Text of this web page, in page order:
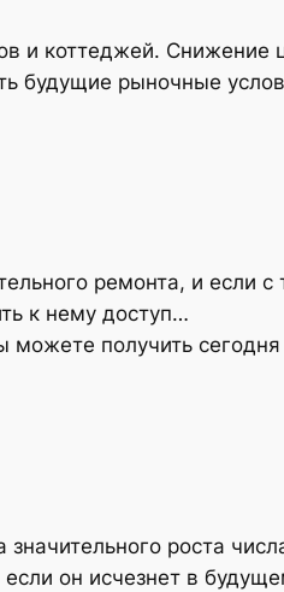
и коттеджей. Снижение
будущие рыночные
ремонта, и если с
к нему доступ…
можете получить
роста
он исчезнет в